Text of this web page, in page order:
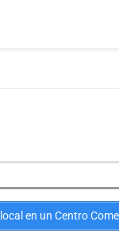
en un Centro